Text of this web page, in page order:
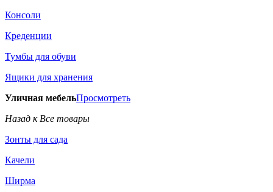
Консоли
Креденции
Тумбы для обуви
Ящики для хранения
Уличная мебельПросмотреть
Назад к Все товары
Зонты для сада
Качели
Ширма